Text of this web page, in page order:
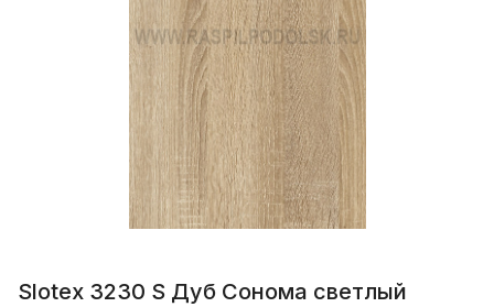
Slotex 3230 S Дуб Сонома светлый